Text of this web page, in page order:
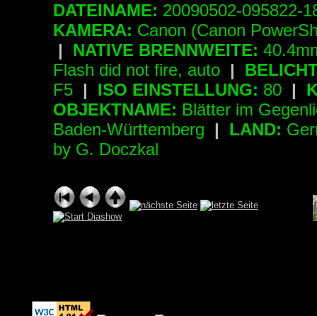
DATEINAME: 20090502-095822-
KAMERA: Canon (Canon
|
NATIVE BRENNWEITE:
Flash did not fire, auto |
F5 | ISO EINSTELLUNG: 80 |
OBJEKTNAME: Blätter im
Baden-Württemberg | LAND:
by G. Doczkal